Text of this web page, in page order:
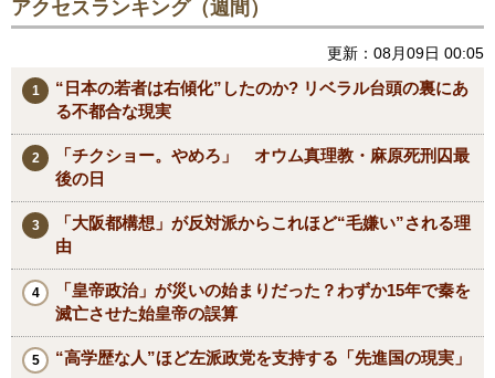
アクセスランキング（週間）
更新：08月09日 00:05
“日本の若者は右傾化”したのか? リベラル台頭の裏にあ
る不都合な現実
「チクショー。やめろ」 オウム真理教・麻原死刑囚最
後の日
「大阪都構想」が反対派からこれほど“毛嫌い”される理
由
「皇帝政治」が災いの始まりだった？わずか15年で秦を
滅亡させた始皇帝の誤算
“高学歴な人”ほど左派政党を支持する「先進国の現実」